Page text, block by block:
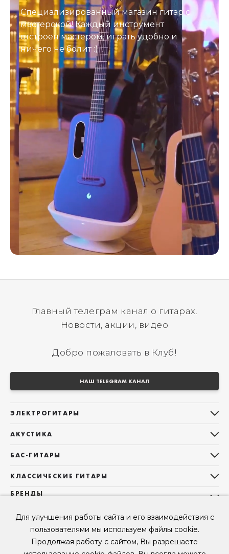
Для улучшения работы сайта и его взаимодействия с
пользователями мы используем файлы cookie.
Продолжая работу с сайтом, Вы разрешаете
Специализированный магазин гитар с
мастерской! Каждый инструмент
отстроен мастером, играть удобно и
ничего не болит :)
Главный телеграм канал о гитарах.
Новости, акции, видео
Добро пожаловать в Клуб!
НАШ TELEGRAM КАНАЛ
ЭЛЕКТРОГИТАРЫ
Telecaster
Les Paul
Superstrat
АКУСТИКА
Фолки (ОМ, 000, 00)
Гранд Аудиториум
Б/У, уцененные гитары
БАС-ГИТАРЫ
Precision Bass
Б/У, уцененные гитары
КЛАССИЧЕСКИЕ ГИТАРЫ
Все классические гитары
Б/У, уцененные гитары
БРЕНДЫ
Sigma Guitars
Enya Guitars
Fender
Контакты
Мы в Telegram
Мы в ВК